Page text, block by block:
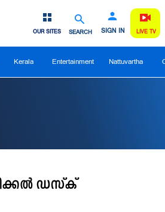
SEARCH SIGN IN
OUR SITES LIVE TV
Kerala Entertainment Nattuvartha
ഡസ്ക്